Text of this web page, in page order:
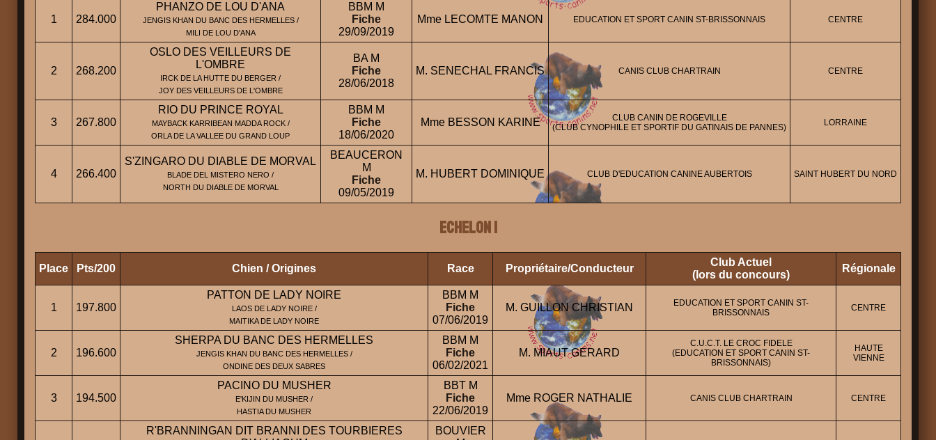
1 284.000
PHANZO DE LOU D'ANA
JENGIS KHAN DU BANC DES HERMELLES /
MILI DE LOU D'ANA
BBM M
Fiche
29/09/2019
Mme LECOMTE MANON EDUCATION ET SPORT CANIN ST-BRISSONNAIS CENTRE
2 268.200
OSLO DES VEILLEURS DE
L'OMBRE
IRCK DE LA HUTTE DU BERGER /
JOY DES VEILLEURS DE L'OMBRE
BA M
Fiche
28/06/2018
M. SENECHAL FRANCIS CANIS CLUB CHARTRAIN CENTRE
3 267.800
RIO DU PRINCE ROYAL
MAYBACK KARRIBEAN MADDA ROCK /
ORLA DE LA VALLEE DU GRAND LOUP
BBM M
Fiche
18/06/2020
Mme BESSON KARINE
CLUB CANIN DE ROGEVILLE
(CLUB CYNOPHILE ET SPORTIF DU GATINAIS DE PANNES)
LORRAINE
4 266.400
S'ZINGARO DU DIABLE DE MORVAL
BLADE DEL MISTERO NERO /
NORTH DU DIABLE DE MORVAL
BEAUCERON
M
Fiche
09/05/2019
M. HUBERT DOMINIQUE CLUB D'EDUCATION CANINE AUBERTOIS SAINT HUBERT DU NORD
ECHELON 1
Place Pts/200 Chien / Origines Race Propriétaire/Conducteur
Club Actuel
(lors du concours)
Régionale
1 197.800
PATTON DE LADY NOIRE
LAOS DE LADY NOIRE /
MAITIKA DE LADY NOIRE
BBM M
Fiche
07/06/2019
M. GUILLON CHRISTIAN
EDUCATION ET SPORT CANIN ST-
BRISSONNAIS
CENTRE
2 196.600
SHERPA DU BANC DES HERMELLES
JENGIS KHAN DU BANC DES HERMELLES /
ONDINE DES DEUX SABRES
BBM M
Fiche
06/02/2021
M. MIAUT GERARD
C.U.C.T. LE CROC FIDELE
(EDUCATION ET SPORT CANIN ST-
BRISSONNAIS)
HAUTE
VIENNE
3 194.500
PACINO DU MUSHER
E'KIJIN DU MUSHER /
HASTIA DU MUSHER
BBT M
Fiche
22/06/2019
Mme ROGER NATHALIE CANIS CLUB CHARTRAIN CENTRE
R'BRANNINGAN DIT BRANNI DES TOURBIERES
BOUVIER